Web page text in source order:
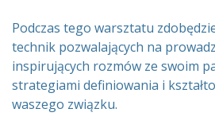
Podczas tego warsztatu
technik pozwalających na
inspirujących rozmów ze swoim
strategiami definiowania i
waszego związku.